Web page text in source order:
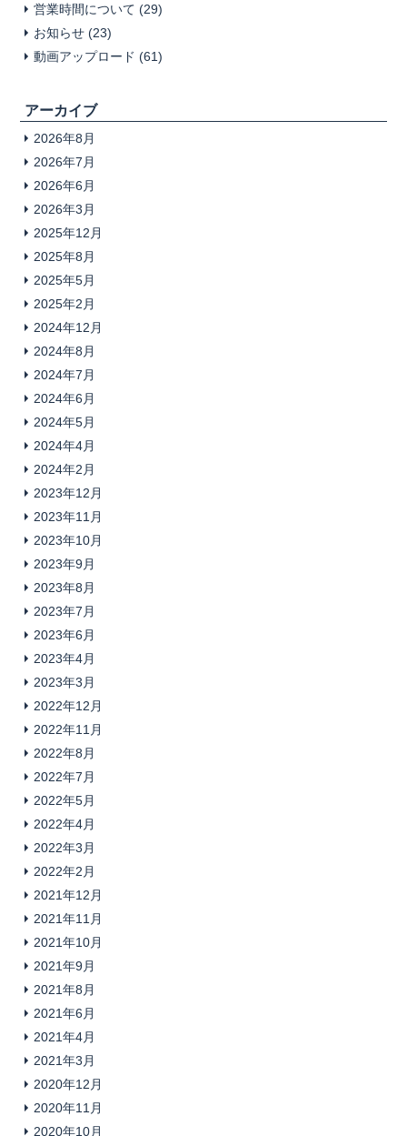
営業時間について (29)
お知らせ (23)
動画アップロード (61)
アーカイブ
2026年8月
2026年7月
2026年6月
2026年3月
2025年12月
2025年8月
2025年5月
2025年2月
2024年12月
2024年8月
2024年7月
2024年6月
2024年5月
2024年4月
2024年2月
2023年12月
2023年11月
2023年10月
2023年9月
2023年8月
2023年7月
2023年6月
2023年4月
2023年3月
2022年12月
2022年11月
2022年8月
2022年7月
2022年5月
2022年4月
2022年3月
2022年2月
2021年12月
2021年11月
2021年10月
2021年9月
2021年8月
2021年6月
2021年4月
2021年3月
2020年12月
2020年11月
2020年10月